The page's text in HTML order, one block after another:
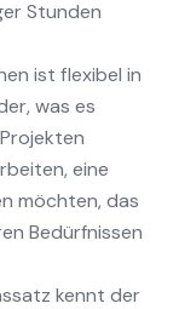
Stunden
ist flexibel in
was es
eine
möchten, das
Bedürfnissen
kennt der